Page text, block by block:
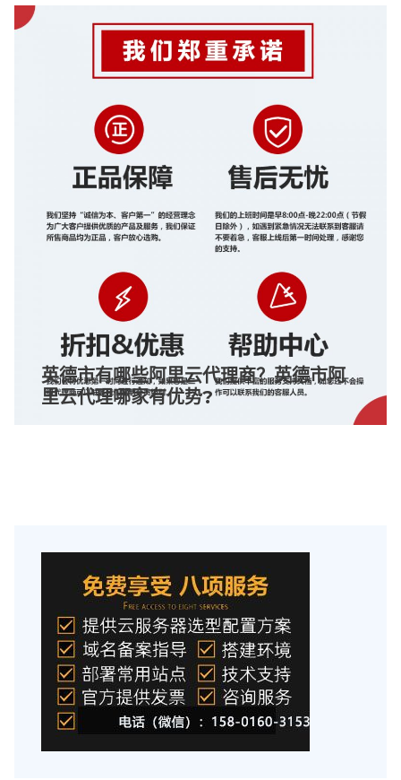
英德市有哪些阿里云代理商？英德市阿
里云代理哪家有优势?